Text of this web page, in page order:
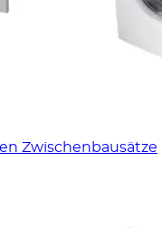
Zwischenbausätze